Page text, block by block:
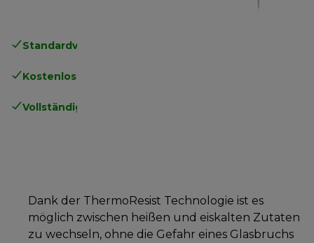
Standardversand kostenlos
Kostenlose Rücksendungen
Vollständige Herstellergarantie
Dank der ThermoResist Technologie ist es
möglich zwischen heißen und eiskalten Zutaten
zu wechseln, ohne die Gefahr eines Glasbruchs